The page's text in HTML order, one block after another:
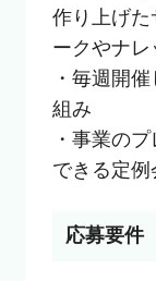
作り上げた
ークやナレ
・毎週開
組み
・事業の
できる定
応募要件